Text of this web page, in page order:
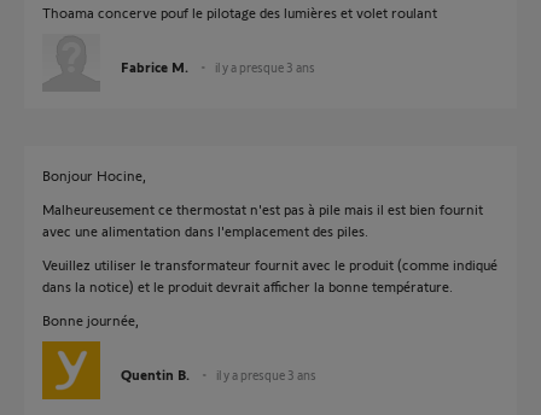
Thoama concerve pouf le pilotage des lumières et volet roulant
Fabrice M. il y a presque 3 ans
Bonjour Hocine,
Malheureusement ce thermostat n'est pas à pile mais il est bien fournit
avec une alimentation dans l'emplacement des piles.
Veuillez utiliser le transformateur fournit avec le produit (comme indiqué
dans la notice) et le produit devrait afficher la bonne température.
Bonne journée,
Quentin B. il y a presque 3 ans